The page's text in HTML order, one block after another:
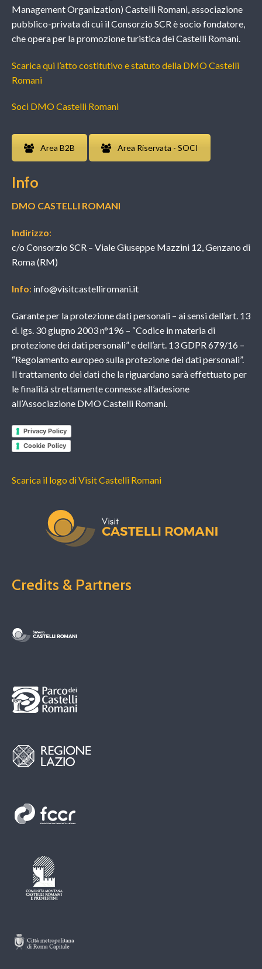
Management Organization) Castelli Romani, associazione
pubblico-privata di cui il Consorzio SCR è socio fondatore,
che opera per la promozione turistica dei Castelli Romani.
Scarica qui l’atto costitutivo e statuto della DMO Castelli
Romani
Soci DMO Castelli Romani
Area B2B Area Riservata - SOCI
Info
DMO CASTELLI ROMANI
Indirizzo:
c/o Consorzio SCR – Viale Giuseppe Mazzini 12, Genzano di
Roma (RM)
Info: info@visitcastelliromani.it
Garante per la protezione dati personali – ai sensi dell’art. 13
d. lgs. 30 giugno 2003 n°196 – “Codice in materia di
protezione dei dati personali” e dell’art. 13 GDPR 679/16 –
“Regolamento europeo sulla protezione dei dati personali”.
Il trattamento dei dati che la riguardano sarà effettuato per
le finalità strettamente connesse all’adesione
all’Associazione DMO Castelli Romani.
Privacy Policy
Cookie Policy
Scarica il logo di Visit Castelli Romani
Credits & Partners